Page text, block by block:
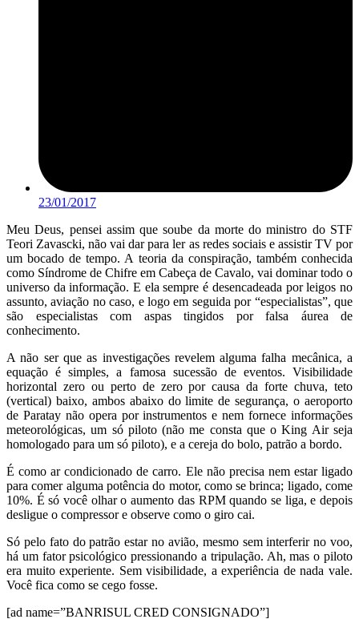
23/01/2017
Meu Deus, pensei assim que soube da morte do ministro do STF
Teori Zavascki, não vai dar para ler as redes sociais e assistir TV por
um bocado de tempo. A teoria da conspiração, também conhecida
como Síndrome de Chifre em Cabeça de Cavalo, vai dominar todo o
universo da informação. E ela sempre é desencadeada por leigos no
assunto, aviação no caso, e logo em seguida por “especialistas”, que
são especialistas com aspas tingidos por falsa áurea de
conhecimento.
A não ser que as investigações revelem alguma falha mecânica, a
equação é simples, a famosa sucessão de eventos. Visibilidade
horizontal zero ou perto de zero por causa da forte chuva, teto
(vertical) baixo, ambos abaixo do limite de segurança, o aeroporto
de Paratay não opera por instrumentos e nem fornece informações
meteorológicas, um só piloto (não me consta que o King Air seja
homologado para um só piloto), e a cereja do bolo, patrão a bordo.
É como ar condicionado de carro. Ele não precisa nem estar ligado
para comer alguma potência do motor, como se brinca; ligado, come
10%. É só você olhar o aumento das RPM quando se liga, e depois
desligue o compressor e observe como o giro cai.
Só pelo fato do patrão estar no avião, mesmo sem interferir no voo,
há um fator psicológico pressionando a tripulação. Ah, mas o piloto
era muito experiente. Sem visibilidade, a experiência de nada vale.
Você fica como se cego fosse.
[ad name=”BANRISUL CRED CONSIGNADO”]